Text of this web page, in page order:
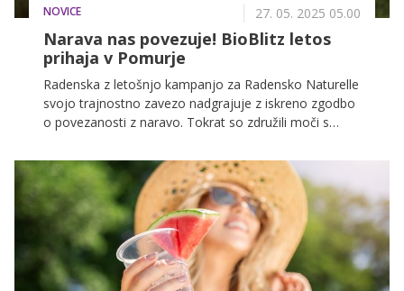
NOVICE 27. 05. 2025 05.00
Narava nas povezuje! BioBlitz letos
prihaja v Pomurje
Radenska z letošnjo kampanjo za Radensko Naturelle
svojo trajnostno zavezo nadgrajuje z iskreno zgodbo
o povezanosti z naravo. Tokrat so združili moči s
BioBlitz Slovenija prostovoljno raziskujejo in beležijo
življenje okoli nas – od najmanjših rastlin do skritih
živali in čudovitih gliv.